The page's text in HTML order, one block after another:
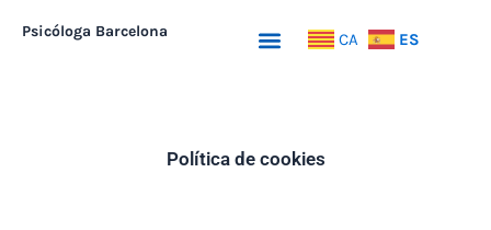
Psicóloga Barcelona Menu CA ES
Política de cookies